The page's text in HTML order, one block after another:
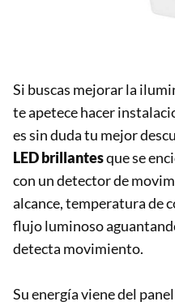
Si buscas mejorar la
te apetece hacer
es sin duda tu mejor
LED brillantesque se
con un detector de
alcance, temperatura de
flujo luminoso
detecta movimiento.
Su energía viene del